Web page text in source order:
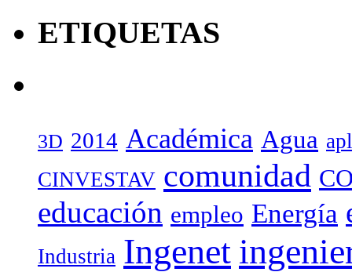
ETIQUETAS
3D 2014 Académica Agua
CINVESTAV comunidad
educación empleo Energía
Industria Ingenet